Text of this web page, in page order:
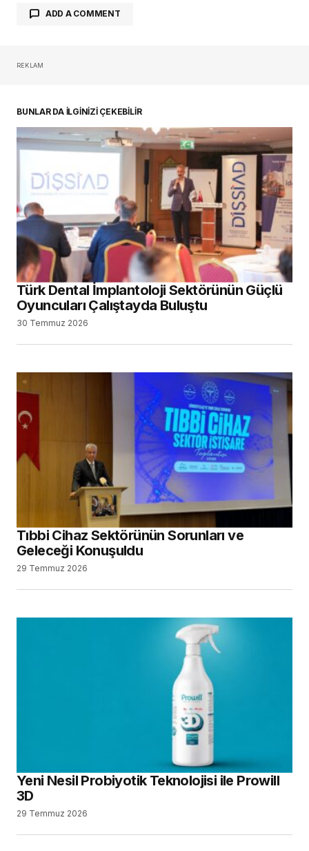
ADD A COMMENT
REKLAM
BUNLAR DA İLGİNİZİ ÇEKEBİLİR
Türk Dental İmplantoloji Sektörünün Güçlü
Oyuncuları Çalıştayda Buluştu
30 Temmuz 2026
Tıbbi Cihaz Sektörünün Sorunları ve
Geleceği Konuşuldu
29 Temmuz 2026
Yeni Nesil Probiyotik Teknolojisi ile Prowill
3D
29 Temmuz 2026